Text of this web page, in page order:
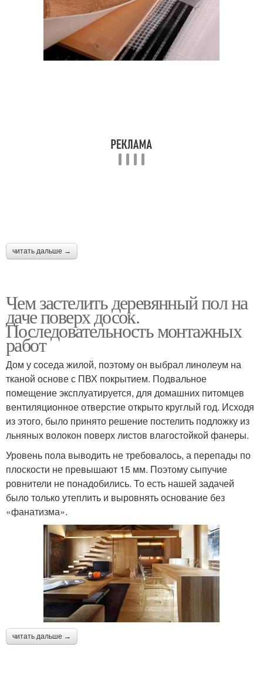
читать дальше →
Чем застелить деревянный пол на
даче поверх досок.
Последовательность монтажных
работ
Дом у соседа жилой, поэтому он выбрал линолеум на
тканой основе с ПВХ покрытием. Подвальное
помещение эксплуатируется, для домашних питомцев
вентиляционное отверстие открыто круглый год. Исходя
из этого, было принято решение постелить подложку из
льняных волокон поверх листов влагостойкой фанеры.
Уровень пола выводить не требовалось, а перепады по
плоскости не превышают 15 мм. Поэтому сыпучие
ровнители не понадобились. То есть нашей задачей
было только утеплить и выровнять основание без
«фанатизма».
читать дальше →